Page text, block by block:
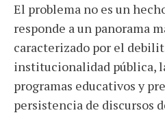
El problema no es un
responde a un panorama
caracterizado por el
institucionalidad pública,
programas educativos y
persistencia de discursos